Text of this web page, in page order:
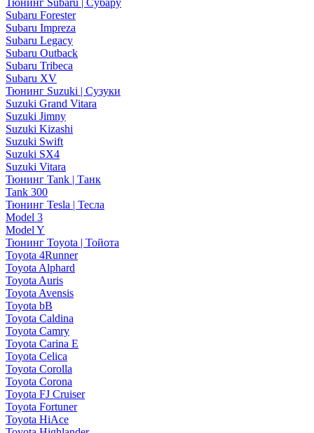
Тюнинг Subaru | Субару
Subaru Forester
Subaru Impreza
Subaru Legacy
Subaru Outback
Subaru Tribeca
Subaru XV
Тюнинг Suzuki | Сузуки
Suzuki Grand Vitara
Suzuki Jimny
Suzuki Kizashi
Suzuki Swift
Suzuki SX4
Suzuki Vitara
Тюнинг Tank | Танк
Tank 300
Тюнинг Tesla | Тесла
Model 3
Model Y
Тюнинг Toyota | Тойота
Toyota 4Runner
Toyota Alphard
Toyota Auris
Toyota Avensis
Toyota bB
Toyota Caldina
Toyota Camry
Toyota Carina E
Toyota Celica
Toyota Corolla
Toyota Corona
Toyota FJ Cruiser
Toyota Fortuner
Toyota HiAce